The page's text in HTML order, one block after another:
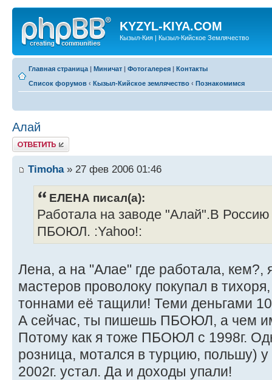
KYZYL-KIYA.COM
Кызыл-Кия | Кызыл-Кийское Землячество
Главная страница | Миничат | Фотогалерея | Контакты
Список форумов ‹ Кызыл-Кийское землячество ‹ Познакомимся
Алай
Ответить
Timoha» 27 фев 2006 01:46
ЕЛЕНА писал(а):
Работала на заводе "Алай".В Россию
ПБОЮЛ. :Yahoo!:
Лена, а на "Алае" где работала, кем?,
мастеров проволоку покупал в
тоннами её тащили! Теми деньгами
А сейчас, ты пишешь ПБОЮЛ, а чем
Потому как я тоже ПБОЮЛ с 1998г.
розница, мотался в турцию, польшу) у
2002г. устал. Да и доходы упали!